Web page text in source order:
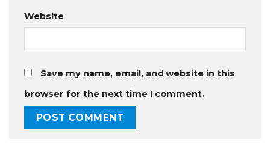
Website
Save my name, email, and website in this
browser for the next time I comment.